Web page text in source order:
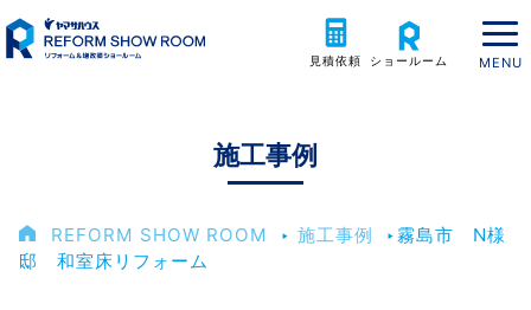
見積依頼 ショールーム
施工事例
REFORM SHOW ROOM ‣ 施工事例 ‣霧島市 N様
邸 和室床リフォーム